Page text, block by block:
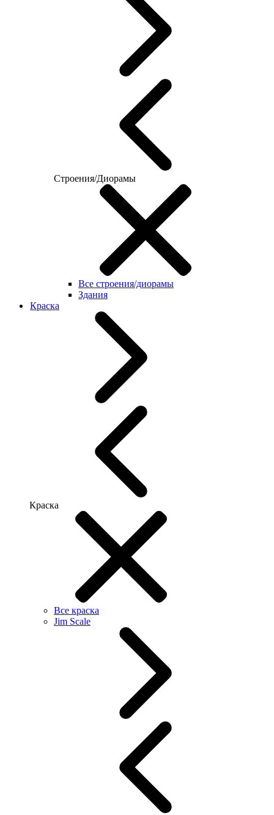
Строения/Диорамы
Все строения/диорамы
Здания
Краска
Краска
Все краска
Jim Scale